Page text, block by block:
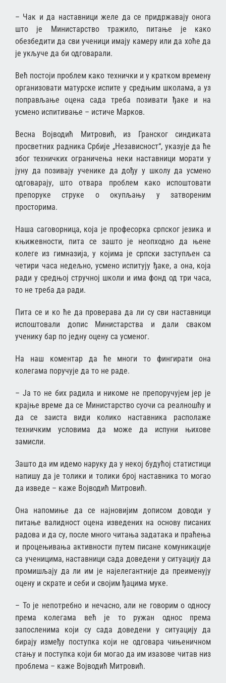
– Чак и да наставници желе да се придржавају онога
што је Министарство тражило, питање је како
обезбедити да сви ученици имају камеру или да хоће да
је укључе да би одговарали.
Већ постоји проблем како технички и у кратком времену
организовати матурске испите у средњим школама, а уз
поправљање оцена сада треба позивати ђаке и на
усмено испитивање – истиче Марков.
Весна Војводић Митровић, из Гранског синдиката
просветних радника Србије „Независност“, указује да ће
због техничких ограничења неки наставници морати у
јуну да позивају ученике да дођу у школу да усмено
одговарају, што отвара проблем како испоштовати
препоруке струке о окупљању у затвореним
просторима.
Наша саговорница, која је професорка српског језика и
књижевности, пита се зашто је неопходно да њене
колеге из гимназија, у којима је српски заступљен са
четири часа недељно, усмено испитују ђаке, а она, која
ради у средњој стручној школи и има фонд од три часа,
то не треба да ради.
Пита се и ко ће да проверава да ли су сви наставници
испоштовали допис Министарства и дали сваком
ученику бар по једну оцену са усменог.
На наш коментар да ће многи то фингирати она
колегама поручује да то не раде.
– Ја то не бих радила и никоме не препоручујем јер је
крајње време да се Министарство суочи са реалношћу и
да се заиста види колико наставника располаже
техничким условима да може да испуни њихове
замисли.
Зашто да им идемо наруку да у некој будућој статистици
напишу да је толики и толики број наставника то могао
да изведе – каже Војводић Митровић.
Она напомиње да се најновијим дописом доводи у
питање валидност оцена изведених на основу писаних
радова и да су, после много читања задатака и праћења
и процењивања активности путем писане комуникације
са ученицима, наставници сада доведени у ситуацију да
промишљају да ли им је најелегантније да преименују
оцену и скрате и себи и својим ђацима муке.
– То је непотребно и нечасно, али не говорим о односу
према колегама већ је то ружан однос према
запосленима који су сада доведени у ситуацију да
бирају између поступка који не одговара чињеничном
стању и поступка који би могао да им изазове читав низ
проблема – каже Војводић Митровић.